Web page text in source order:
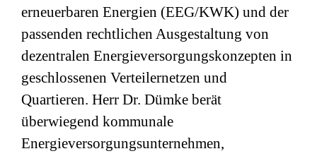
erneuerbaren Energien (EEG/KWK) und der
passenden rechtlichen Ausgestaltung von
dezentralen Energieversorgungskonzepten in
geschlossenen Verteilernetzen und
Quartieren. Herr Dr. Dümke berät
überwiegend kommunale
Energieversorgungsunternehmen,